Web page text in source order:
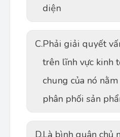
diện
C.Phải giải quyết
trên lĩnh vực kinh
chung của nó
phân phối sản
D.Là bình quân chủ